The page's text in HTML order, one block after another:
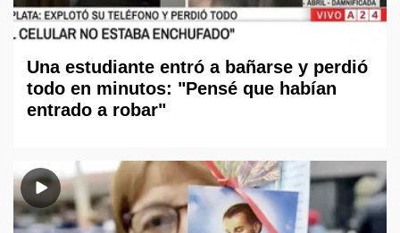
Una estudiante entró a bañarse y perdió
todo en minutos: "Pensé que habían
entrado a robar"